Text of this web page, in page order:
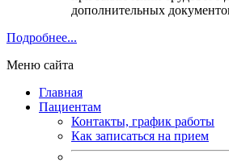
дополнительных
Подробнее...
Меню сайта
Главная
Пациентам
Контакты, график работы
Как записаться на прием